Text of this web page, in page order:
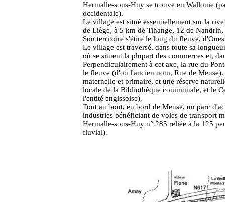
Hermalle-sous-Huy se trouve en Wallonie
occidentale).
Le village est situé essentiellement sur la
de Liège, à 5 km de Tihange, 12 de
Son territoire s'étire le long du fleuve,
Le village est traversé, dans toute sa
où se situent la plupart des commerces et,
Perpendiculairement à cet axe, la rue du
le fleuve (d'où l'ancien nom, Rue de
maternelle et primaire, et une réserve
locale de la Bibliothèque communale, et le
l'entité engissoise).
Tout au bout, en bord de Meuse, un parc
industries bénéficiant de voies de transport
Hermalle-sous-Huy n° 285 reliée à la 125
fluvial).